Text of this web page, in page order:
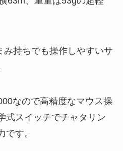
み持ちでも操作しやすいサ
なので高精度なマウス操
式スイッチでチャタリン
です。